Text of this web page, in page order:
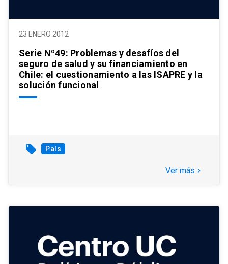
23 ENERO 2012
Serie Nº49: Problemas y desafíos del
seguro de salud y su financiamiento en
Chile: el cuestionamiento a las ISAPRE y la
solución funcional
local_offer País
Ver más keyboard_arrow_right